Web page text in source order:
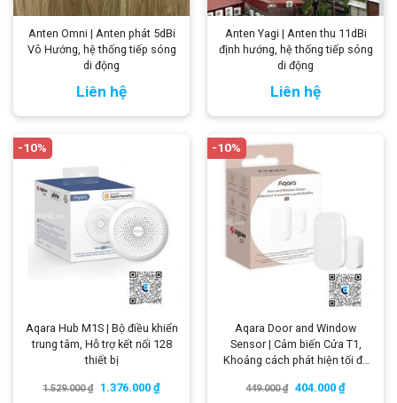
Anten Omni | Anten phát 5dBi
Vô Hướng, hệ thống tiếp sóng
di động
Liên hệ
Anten Yagi | Anten thu 11dBi
định hướng, hệ thống tiếp sóng
di động
Liên hệ
-10%
Aqara Hub M1S | Bộ điều khiển
trung tâm, Hỗ trợ kết nối 128
thiết bị
1.529.000₫ 1.376.000 ₫
-10%
Aqara Door and Window
Sensor | Cảm biến Cửa T1,
Khoảng cách phát hiện tối đa
449.000₫ 404.000 ₫